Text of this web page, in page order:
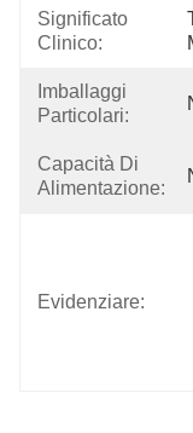
Significato
Clinico:
Imballaggi
Particolari:
Capacità Di
Alimentazione:
Evidenziare: